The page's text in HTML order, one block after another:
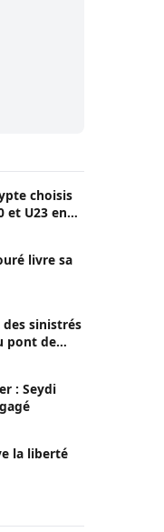
choisis
et U23 en
livre sa
sinistrés
pont de
: Seydi
la liberté